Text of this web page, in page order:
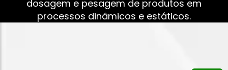
dosagem e pesagem de produtos em
processos dinâmicos e estáticos.